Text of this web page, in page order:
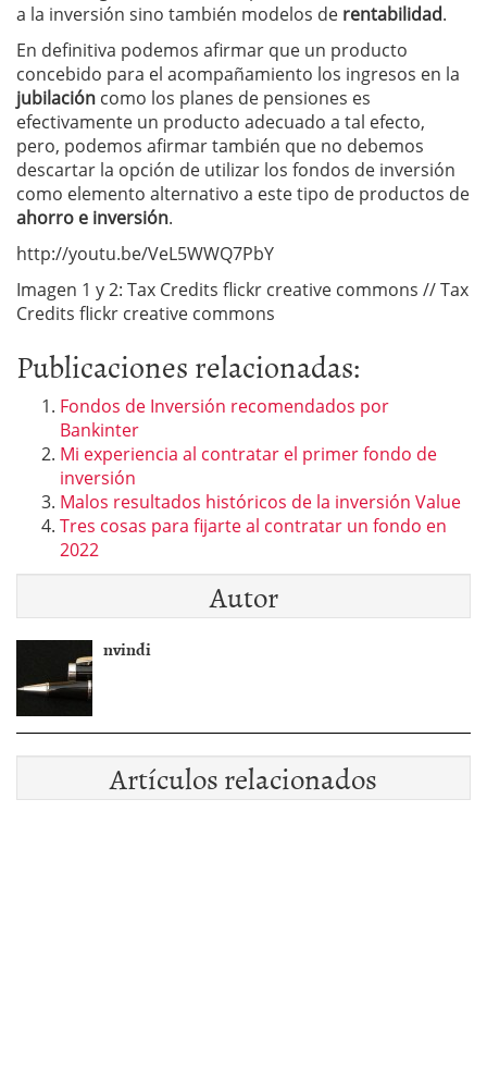
a la inversión sino también modelos de rentabilidad.
En definitiva podemos afirmar que un producto
concebido para el acompañamiento los ingresos en la
jubilación como los planes de pensiones es
efectivamente un producto adecuado a tal efecto,
pero, podemos afirmar también que no debemos
descartar la opción de utilizar los fondos de inversión
como elemento alternativo a este tipo de productos de
ahorro e inversión.
http://youtu.be/VeL5WWQ7PbY
Imagen 1 y 2: Tax Credits flickr creative commons // Tax
Credits flickr creative commons
Publicaciones relacionadas:
Fondos de Inversión recomendados por
Bankinter
Mi experiencia al contratar el primer fondo de
inversión
Malos resultados históricos de la inversión Value
Tres cosas para fijarte al contratar un fondo en
2022
Autor
nvindi
Artículos relacionados